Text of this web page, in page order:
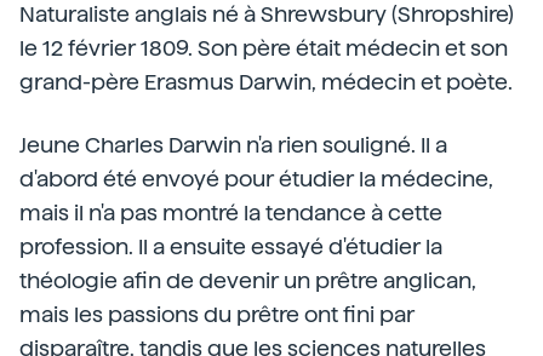
Naturaliste anglais né à Shrewsbury (Shropshire)
le 12 février 1809. Son père était médecin et son
grand-père Erasmus Darwin, médecin et poète.
Jeune Charles Darwin n'a rien souligné. Il a
d'abord été envoyé pour étudier la médecine,
mais il n'a pas montré la tendance à cette
profession. Il a ensuite essayé d'étudier la
théologie afin de devenir un prêtre anglican,
mais les passions du prêtre ont fini par
disparaître, tandis que les sciences naturelles